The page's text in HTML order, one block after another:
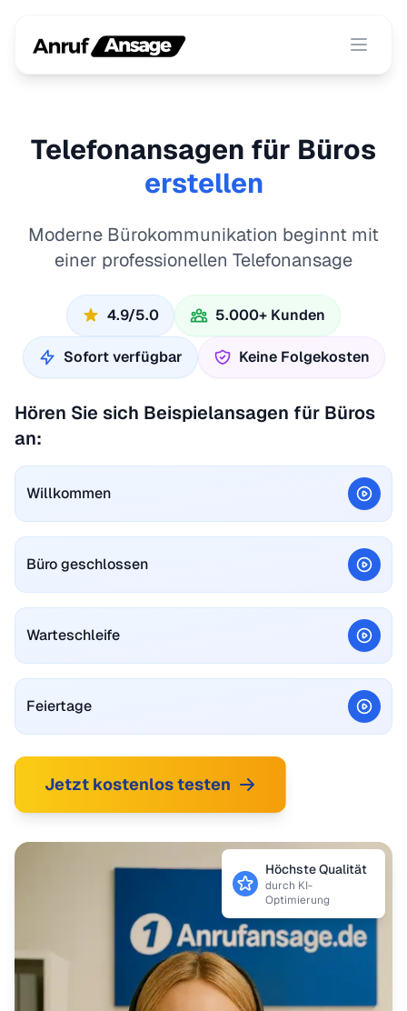
Menü
Telefonansagen für Büros
erstellen
Moderne Bürokommunikation beginnt mit
einer professionellen Telefonansage
4.9/5.0 5.000+ Kunden
Sofort verfügbar Keine Folgekosten
Hören Sie sich Beispielansagen für Büros
an:
Willkommen
Büro geschlossen
Warteschleife
Feiertage
Jetzt kostenlos testen
Höchste Qualität
durch KI-
Optimierung